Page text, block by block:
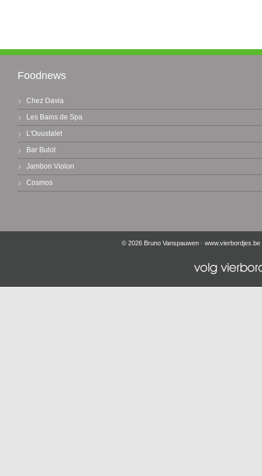
Foodnews
Chez Davia
Les Bains de Spa
L'Ouustalet
Bar Bulot
Jambon Violon
Cosmos
© 2026 Bruno Vanspauwen · www.vierbordjes.be